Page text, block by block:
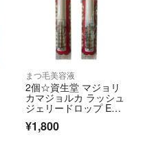
まつ毛美容液
2個☆資生堂 マジョリ
カマジョルカ ラッシュ
ジェリードロップ E
X 5.3g
¥1,800